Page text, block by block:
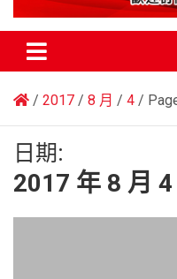
2017 8 月 4
日期:
2017 年 8 月 4